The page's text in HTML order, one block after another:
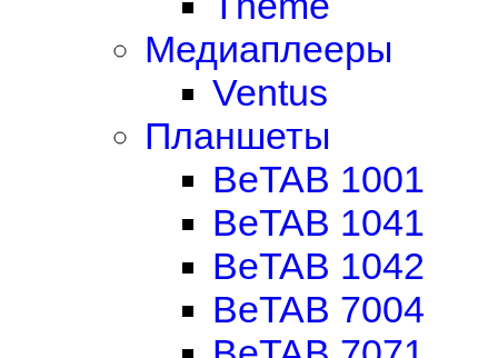
Медиаплееры
Ventus
Планшеты
BeTAB 1001
BeTAB 1041
BeTAB 1042
BeTAB 7004